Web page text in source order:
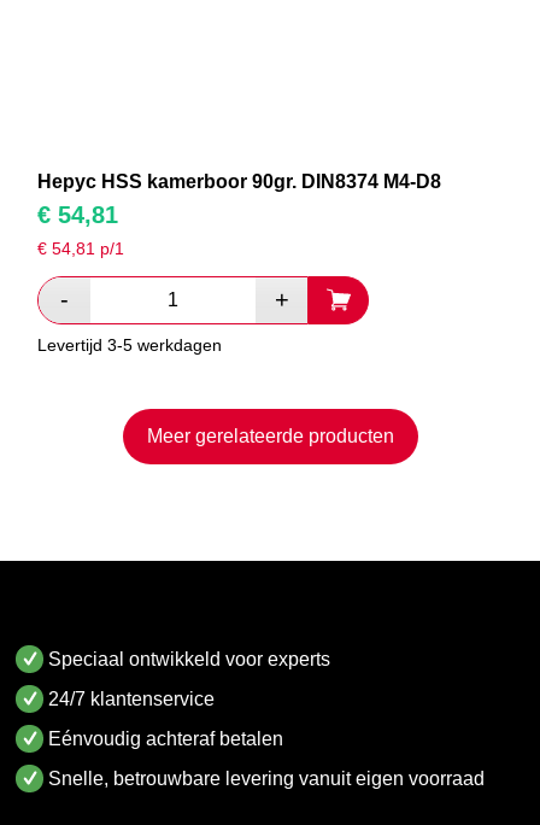
Hepyc HSS kamerboor 90gr. DIN8374 M4-D8
€ 54,81
€54,81 p/1
Levertijd 3-5 werkdagen
Meer gerelateerde producten
Speciaal ontwikkeld voor experts
24/7 klantenservice
Eénvoudig achteraf betalen
Snelle, betrouwbare levering vanuit eigen voorraad